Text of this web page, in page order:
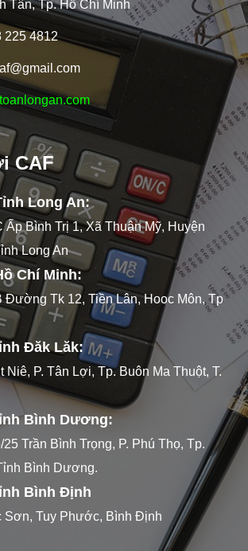
Tân, Tp. Hồ Chí Minh
225 4812
CAF
Long An:
Ấp Bình Trị 1, Xã Thuận Mỹ, Huyện
Long An
Chí Minh:
Đường Tk 12, Tiền Lân, Hooc Môn, Tp
Đăk Lăk:
Niê, P. Tân Lợi, Tp. Buôn Ma Thuột, T.
Bình Dương:
Trần Bình Trọng, P. Phú Thọ, Tp.
Bình Dương.
Bình Định
Tuy Phước, Bình Định